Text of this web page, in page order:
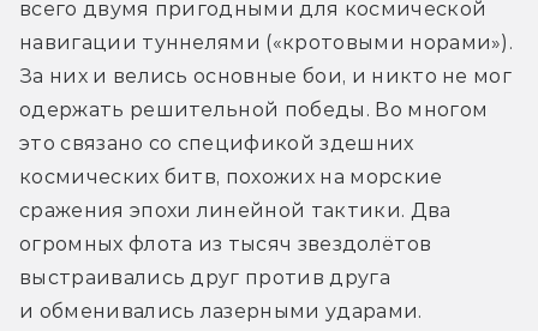
всего двумя пригодными для космической
навигации туннелями («кротовыми норами»).
За них и велись основные бои, и никто не мог
одержать решительной победы. Во многом
это связано со спецификой здешних
космических битв, похожих на морские
сражения эпохи линейной тактики. Два
огромных флота из тысяч звездолётов
выстраивались друг против друга
и обменивались лазерными ударами.